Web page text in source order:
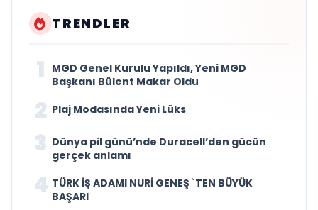
TRENDLER
1
MGD Genel Kurulu Yapıldı, Yeni MGD
Başkanı Bülent Makar Oldu
2 Plaj Modasında Yeni Lüks
3 Dünya pil günü’nde Duracell’den gücün
gerçek anlamı
4 TÜRK İŞ ADAMI NURİ GENEŞ `TEN BÜYÜK
BAŞARI